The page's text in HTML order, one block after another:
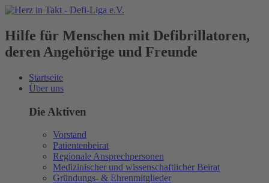
Hilfe für Menschen mit Defibrillatoren,
deren Angehörige und Freunde
Startseite
Über uns
Die Aktiven
Vorstand
Patientenbeirat
Regionale Ansprechpersonen
Medizinischer und wissenschaftlicher Beirat
Gründungs- & Ehrenmitglieder